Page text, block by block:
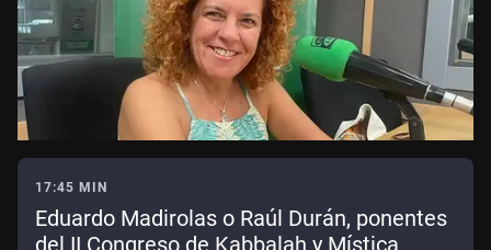
17:45 MIN
Eduardo Madirolas o Raúl Durán, ponentes
del II Congreso de Kabbalah y Mística